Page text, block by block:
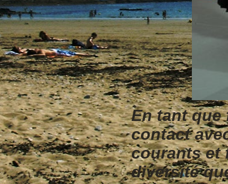
En tant que
contact
courants et
diversité